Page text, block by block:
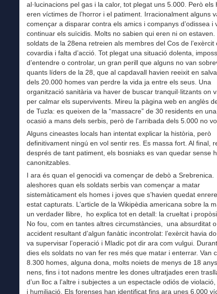
al·lucinacions pel gas i la calor, tot plegat uns 5.000. Però els
eren víctimes de l’horror i el patiment. Irracionalment alguns
començar a disparar contra els amics i companys d’odissea i
continuar els suïcidis. Molts no sabien qui eren ni on estaven.
soldats de la 28ena retreien als membres del Cos de l’exèrcit
covardia i falta d’acció. Tot plegat una situació dolenta,
d’entendre o controlar, un gran perill que alguns no van
quants líders de la 28, que al capdavall havien reeixit en
dels 20.000 homes van perdre la vida ja entre els seus. Una
organització sanitària va haver de buscar tranquil·litzants on
per calmar els supervivents. Mireu la pàgina web en anglès
de Tuzla: es queixen de la “massacre” de 30 residents en
ocasió a mans dels serbis, però de l’arribada dels 5.000 no
Alguns cineastes locals han intentat explicar la història, però
definitivament ningú en vol sentir res. Es massa fort. Al final,
després de tant patiment, els bosniaks es van quedar sense
canonitzables.
I ara és quan el genocidi va començar de debò a
aleshores quan els soldats serbis van començar a matar
sistemàticament els homes i joves que s’havien quedat
estat capturats. L’article de la Wikipèdia americana sobre la
un verdader llibre, ho explica tot en detall: la crueltat i
No fou, com en tantes altres circumstàncies, una absurditat
accident resultant d’algun fanàtic incontrolat: l’exèrcit havia
va supervisar l’operació i Mladic pot dir ara com vulgui.
dies els soldats no van fer res més que matar i enterrar. Van
8.300 homes, alguna dona, molts noiets de menys de 18
nens, fins i tot nadons mentre les dones ultratjades eren
d’un lloc a l’altre i subjectes a un espectacle odiós de
i humiliació. Els forenses han identificat fins ara unes 6.000